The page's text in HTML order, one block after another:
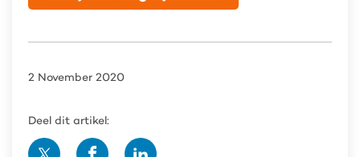
2 November 2020
Deel dit artikel:
Deel
Deel
Deel